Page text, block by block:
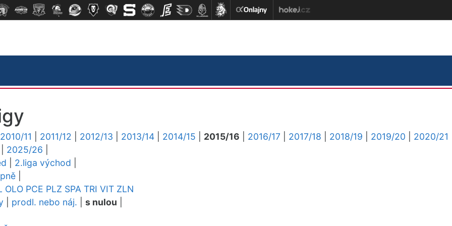
2010/11 2011/12 2012/13 2013/14 2014/15 2015/16 2016/17 2017/18 2018/19 2019/20
2020/21
2025/26
2.liga východ
OLO PCE PLZ SPA TRI VIT ZLN
prodl. nebo náj. s nulou